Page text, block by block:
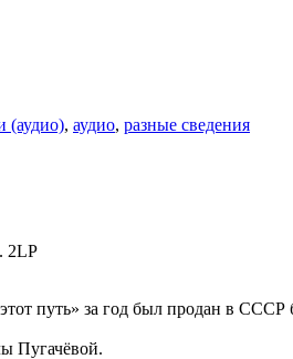
(аудио), аудио, разные сведения
путь» за год был продан в
Пугачёвой.